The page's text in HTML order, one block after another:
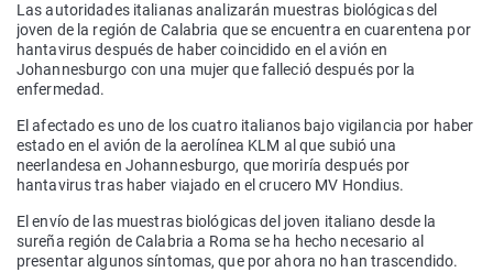
Las autoridades italianas analizarán muestras biológicas del
joven de la región de Calabria que se encuentra en cuarentena por
hantavirus después de haber coincidido en el avión en
Johannesburgo con una mujer que falleció después por la
enfermedad.
El afectado es uno de los cuatro italianos bajo vigilancia por haber
estado en el avión de la aerolínea KLM al que subió una
neerlandesa en Johannesburgo, que moriría después por
hantavirus tras haber viajado en el crucero MV Hondius.
El envío de las muestras biológicas del joven italiano desde la
sureña región de Calabria a Roma se ha hecho necesario al
presentar algunos síntomas, que por ahora no han trascendido.